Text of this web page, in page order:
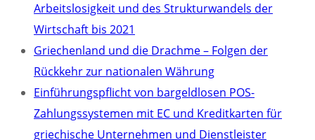
Arbeitslosigkeit und des Strukturwandels der
Wirtschaft bis 2021
Griechenland und die Drachme – Folgen der
Rückkehr zur nationalen Währung
Einführungspflicht von bargeldlosen POS-
Zahlungssystemen mit EC und Kreditkarten für
griechische Unternehmen und Dienstleister